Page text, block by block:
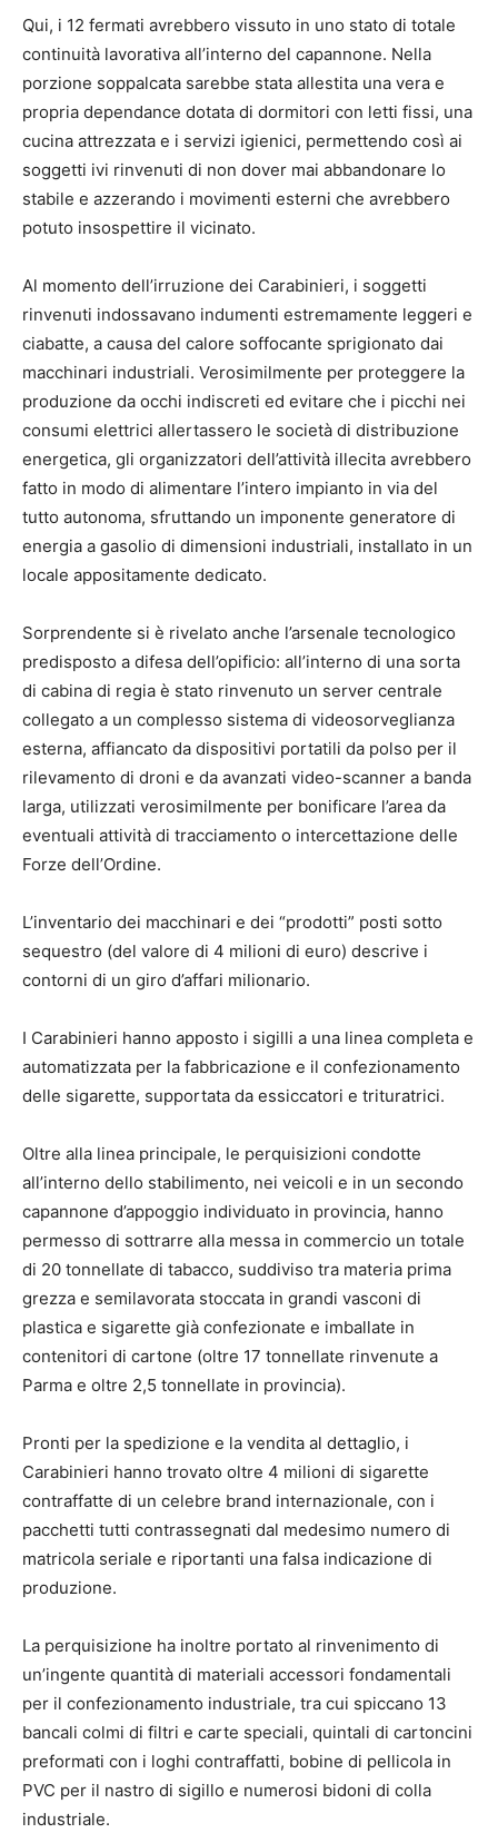
Qui, i 12 fermati avrebbero vissuto in uno stato di totale
continuità lavorativa all’interno del capannone. Nella
porzione soppalcata sarebbe stata allestita una vera e
propria dependance dotata di dormitori con letti fissi, una
cucina attrezzata e i servizi igienici, permettendo così ai
soggetti ivi rinvenuti di non dover mai abbandonare lo
stabile e azzerando i movimenti esterni che avrebbero
potuto insospettire il vicinato.
Al momento dell’irruzione dei Carabinieri, i soggetti
rinvenuti indossavano indumenti estremamente leggeri e
ciabatte, a causa del calore soffocante sprigionato dai
macchinari industriali. Verosimilmente per proteggere la
produzione da occhi indiscreti ed evitare che i picchi nei
consumi elettrici allertassero le società di distribuzione
energetica, gli organizzatori dell’attività illecita avrebbero
fatto in modo di alimentare l’intero impianto in via del
tutto autonoma, sfruttando un imponente generatore di
energia a gasolio di dimensioni industriali, installato in un
locale appositamente dedicato.
Sorprendente si è rivelato anche l’arsenale tecnologico
predisposto a difesa dell’opificio: all’interno di una sorta
di cabina di regia è stato rinvenuto un server centrale
collegato a un complesso sistema di videosorveglianza
esterna, affiancato da dispositivi portatili da polso per il
rilevamento di droni e da avanzati video-scanner a banda
larga, utilizzati verosimilmente per bonificare l’area da
eventuali attività di tracciamento o intercettazione delle
Forze dell’Ordine.
L’inventario dei macchinari e dei “prodotti” posti sotto
sequestro (del valore di 4 milioni di euro) descrive i
contorni di un giro d’affari milionario.
I Carabinieri hanno apposto i sigilli a una linea completa e
automatizzata per la fabbricazione e il confezionamento
delle sigarette, supportata da essiccatori e trituratrici.
Oltre alla linea principale, le perquisizioni condotte
all’interno dello stabilimento, nei veicoli e in un secondo
capannone d’appoggio individuato in provincia, hanno
permesso di sottrarre alla messa in commercio un totale
di 20 tonnellate di tabacco, suddiviso tra materia prima
grezza e semilavorata stoccata in grandi vasconi di
plastica e sigarette già confezionate e imballate in
contenitori di cartone (oltre 17 tonnellate rinvenute a
Parma e oltre 2,5 tonnellate in provincia).
Pronti per la spedizione e la vendita al dettaglio, i
Carabinieri hanno trovato oltre 4 milioni di sigarette
contraffatte di un celebre brand internazionale, con i
pacchetti tutti contrassegnati dal medesimo numero di
matricola seriale e riportanti una falsa indicazione di
produzione.
La perquisizione ha inoltre portato al rinvenimento di
un’ingente quantità di materiali accessori fondamentali
per il confezionamento industriale, tra cui spiccano 13
bancali colmi di filtri e carte speciali, quintali di cartoncini
preformati con i loghi contraffatti, bobine di pellicola in
PVC per il nastro di sigillo e numerosi bidoni di colla
industriale.